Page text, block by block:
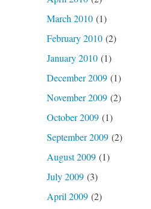
March 2010(1)
February 2010(2)
January 2010(1)
December 2009(1)
November 2009(2)
October 2009(1)
September 2009(2)
August 2009(1)
July 2009(3)
April 2009(2)